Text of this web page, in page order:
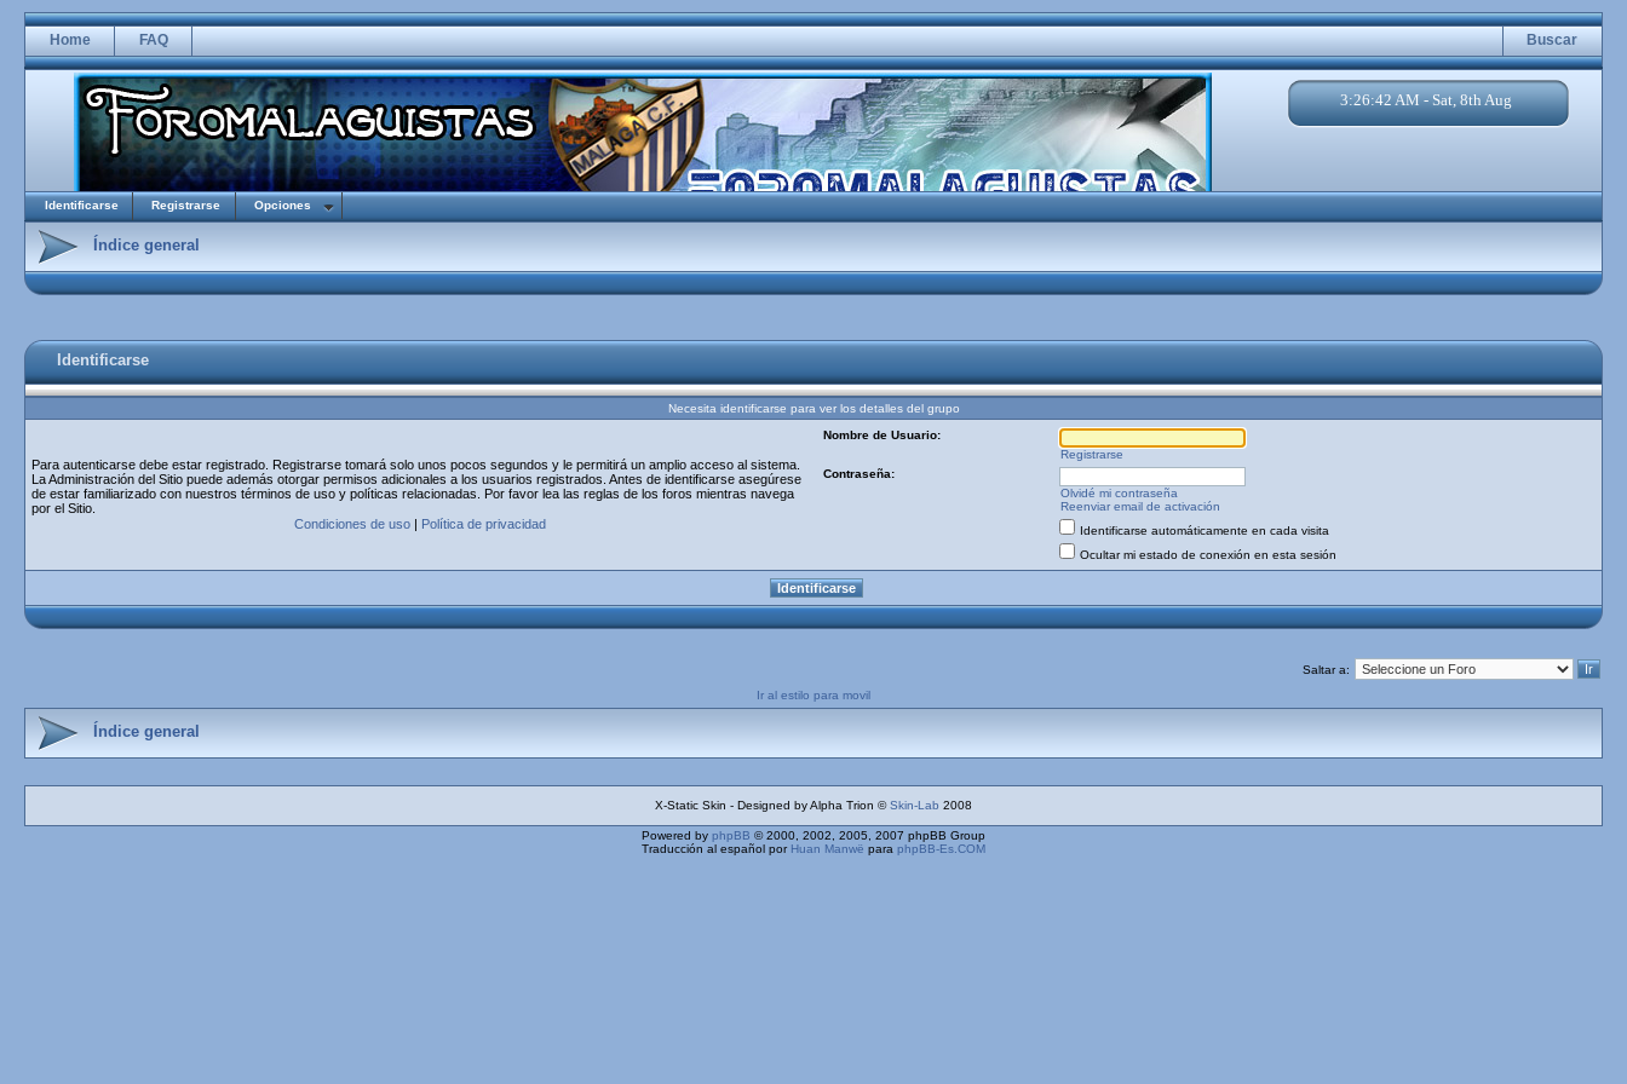
Home FAQ Buscar
3:26:42 AM - Sat, 8th Aug
Identificarse Registrarse Opciones
Índice general
Identificarse
Necesita identificarse para ver los detalles del grupo
Para autenticarse debe estar registrado. Registrarse tomará solo unos pocos segundos y le permitirá un amplio acceso al sistema.
La Administración del Sitio puede además otorgar permisos adicionales a los usuarios registrados. Antes de identificarse asegúrese
de estar familiarizado con nuestros términos de uso y políticas relacionadas. Por favor lea las reglas de los foros mientras navega
por el Sitio.
Condiciones de uso| Política de privacidad
Nombre de Usuario:
Registrarse
Contraseña:
Olvidé mi contraseña
Reenviar email de activación
Identificarse automáticamente en cada visita
Ocultar mi estado de conexión en esta sesión
Saltar a:
Ir al estilo para movil
Índice general
X-Static Skin - Designed by Alpha Trion ©Skin-Lab 2008
Powered by phpBB © 2000, 2002, 2005, 2007 phpBB Group
Traducción al español por Huan Manwë para phpBB-Es.COM